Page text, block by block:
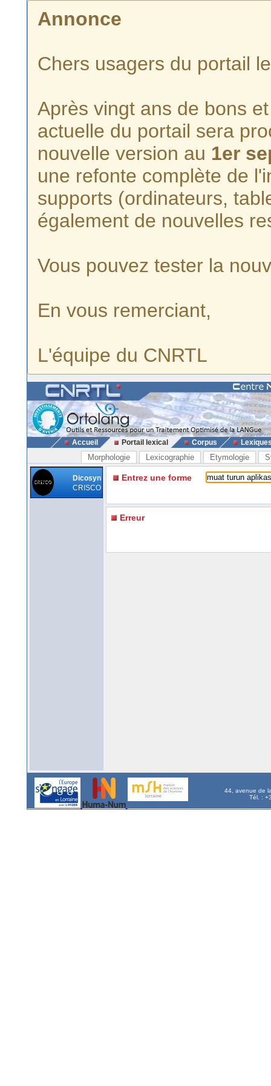
Annonce
Chers usagers du portail
Après vingt ans de bons
actuelle du portail sera
nouvelle version au 1er
une refonte complète de
supports (ordinateurs,
également de nouvelles
Vous pouvez tester la
En vous remerciant,
L'équipe du CNRTL
Accueil Portail lexical Corpus
Morphologie Lexicographie Etymologie
Dicosyn
CRISCO
Entrez une forme
Erreur
44, avenue de
Tél. :